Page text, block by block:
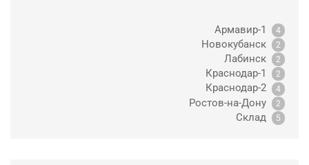
Армавир-1 4
Новокубанск 2
Лабинск 2
Краснодар-1 2
Краснодар-2 4
Ростов-на-Дону 2
Склад 5